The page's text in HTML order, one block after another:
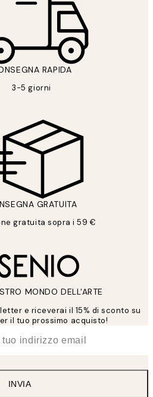
RAPIDA
3-5 giorni
GRATUITA
gratuita sopra i 59 €
MONDO DELL'ARTE
e riceverai il 15% di sconto su
il tuo prossimo acquisto!
INVIA